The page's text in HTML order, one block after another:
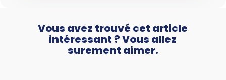
Vous avez trouvé cet article
intéressant ? Vous allez
surement aimer.